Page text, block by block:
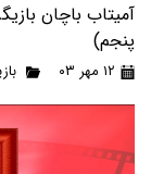
آمیتاب باچان
پنجم)
۱۲ مهر ۰۳